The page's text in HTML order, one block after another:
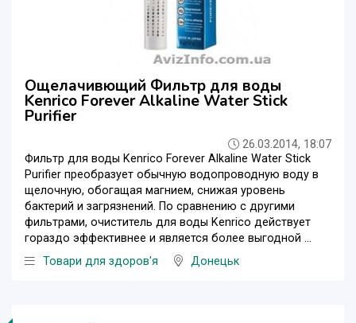
Ощелачивющий Фильтр для воды
Kenrico Forever Alkaline Water Stick
Purifier
26.03.2014, 18:07
Фильтр для воды Kenrico Forever Alkaline Water Stick
Purifier преобразует обычную водопроводную воду в
щелочную, обогащая магнием, снижая уровень
бактерий и загрязнений. По сравнению с другими
фильтрами, очиститель для воды Kenrico действует
гораздо эффективнее и является более выгодной ...
Товари для здоров'я
Донецьк